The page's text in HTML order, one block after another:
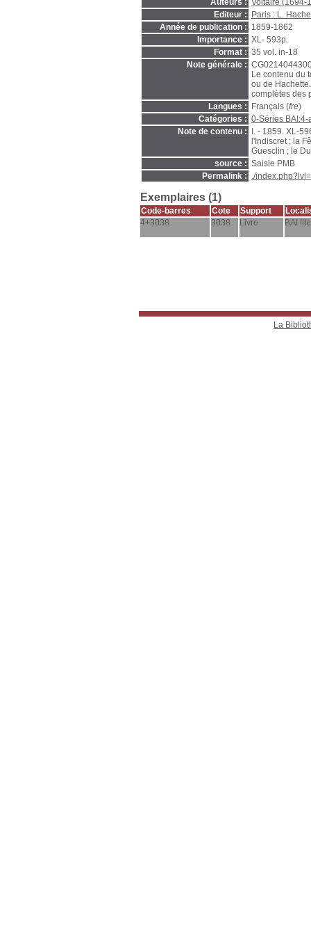
Auteurs : Voltaire (1694-
Editeur :
Paris : L.
Année de publication : 1859-1862
Importance : XL- 593p.
Format : 35 vol. in-18
Note générale :
Le contenu du
ou de
complètes des
Langues :
Français (fre)
Catégories : 0-Séries
Note de contenu :
I. - 1859. XL-
l'Indiscret ; la
Guesclin ; le
source : Saisie PMB
Permalink : ./
Exemplaires (1)
Code-barres Cote Support
4+3038
3038 Livre BAI IIIe
La